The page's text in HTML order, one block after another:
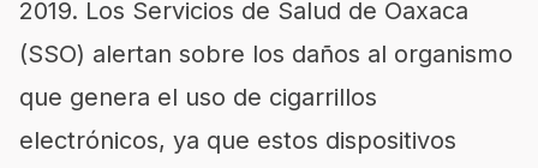
2019. Los Servicios de Salud de Oaxaca
(SSO) alertan sobre los daños al organismo
que genera el uso de cigarrillos
electrónicos, ya que estos dispositivos